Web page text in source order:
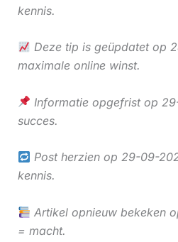
kennis.
Deze tip is geüpdatet op
maximale online winst.
Informatie opgefrist op
succes.
Post herzien op 29-09-
kennis.
Artikel opnieuw bekeken
= macht.